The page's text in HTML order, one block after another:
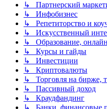
↳ Партнерский
↳ Инфобизнес
↳ Репетиторство и
↳ Искусственный
↳ Образование,
↳ Курсы и гайды
↳ Инвестиции
↳ Криптовалюты
↳ Торговля на бирже,
↳ Пассивный доход
↳ Краудфандинг
↳ Банки, финансовые